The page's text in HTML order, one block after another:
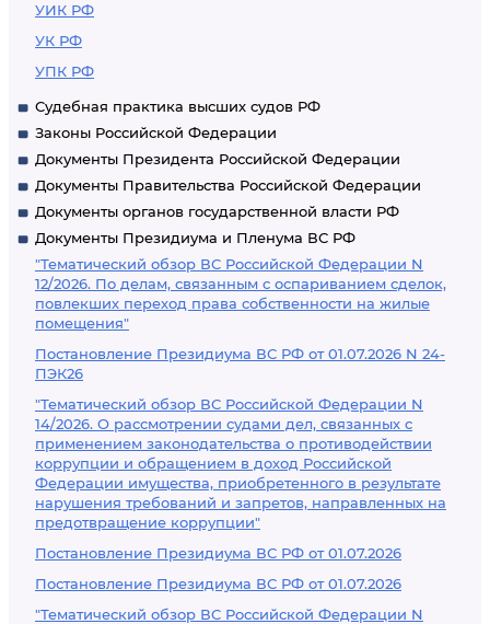
УИК РФ
УК РФ
УПК РФ
Судебная практика высших судов РФ
Законы Российской Федерации
Документы Президента Российской Федерации
Документы Правительства Российской Федерации
Документы органов государственной власти РФ
Документы Президиума и Пленума ВС РФ
"Тематический обзор ВС Российской Федерации N
12/2026. По делам, связанным с оспариванием сделок,
повлекших переход права собственности на жилые
помещения"
Постановление Президиума ВС РФ от 01.07.2026 N 24-
ПЭК26
"Тематический обзор ВС Российской Федерации N
14/2026. О рассмотрении судами дел, связанных с
применением законодательства о противодействии
коррупции и обращением в доход Российской
Федерации имущества, приобретенного в результате
нарушения требований и запретов, направленных на
предотвращение коррупции"
Постановление Президиума ВС РФ от 01.07.2026
Постановление Президиума ВС РФ от 01.07.2026
"Тематический обзор ВС Российской Федерации N